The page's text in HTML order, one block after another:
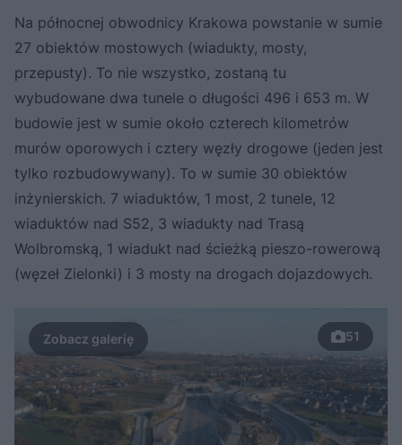
Na północnej obwodnicy Krakowa powstanie w sumie
27 obiektów mostowych (wiadukty, mosty,
przepusty). To nie wszystko, zostaną tu
wybudowane dwa tunele o długości 496 i 653 m. W
budowie jest w sumie około czterech kilometrów
murów oporowych i cztery węzły drogowe (jeden jest
tylko rozbudowywany). To w sumie 30 obiektów
inżynierskich. 7 wiaduktów, 1 most, 2 tunele, 12
wiaduktów nad S52, 3 wiadukty nad Trasą
Wolbromską, 1 wiadukt nad ścieżką pieszo-rowerową
(węzeł Zielonki) i 3 mosty na drogach dojazdowych.
51